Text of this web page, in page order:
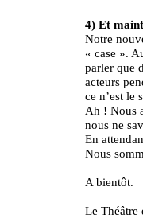
4) Et
Notre
« case ».
parler que
acteurs
ce n’est le
Ah ! Nous
nous ne
En
Nous
A bientôt.
Le Théâtre